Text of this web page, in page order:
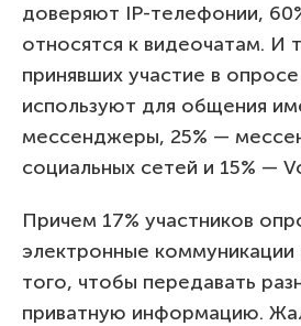
доверяют IP-телефонии,
относятся к видеочатам. И
принявших участие в
используют для общения
мессенджеры, 25% —
социальных сетей и 15% —
Причем 17% участников
электронные коммуникации
того, чтобы передавать
приватную информацию.